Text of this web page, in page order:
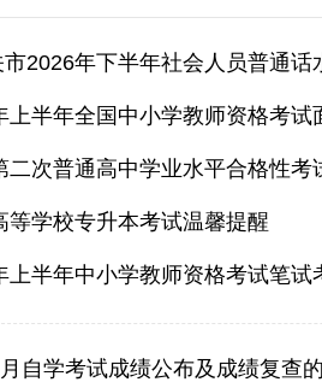
2026年下半年社会人员普通话
上半年全国中小学教师资格考试
二次普通高中学业水平合格性考
等学校专升本考试温馨提醒
上半年中小学教师资格考试笔试
自学考试成绩公布及成绩复查